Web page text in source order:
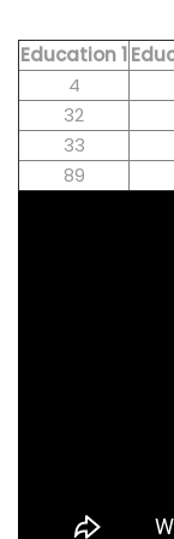
Education 1
4
32
33
89